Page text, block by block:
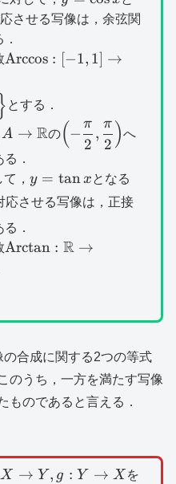
x
させる写像は，余弦関
\operatorname{Arccos}:
Arccos : [−1, 1] →
} とする．
A → Rの\left( -
\dfrac{\pi}
{2}\right)
(−
2
π
,
2
π )へ
．
て，y=\tan
x
y = tanxとなる
応させる写像は，正接
．
Arctan : R →
合成に関する2つの等式
のうち，一方を満たす写像
ものであると言える．
X → Y , g : Y → X を